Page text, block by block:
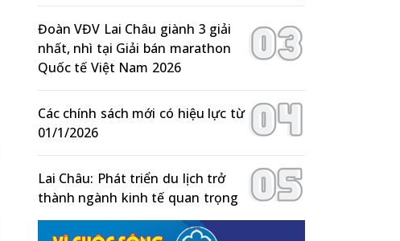
Đoàn VĐV Lai Châu giành 3 giải
nhất, nhì tại Giải bán marathon
Quốc tế Việt Nam 2026
Các chính sách mới có hiệu lực từ
01/1/2026
Lai Châu: Phát triển du lịch trở
thành ngành kinh tế quan trọng